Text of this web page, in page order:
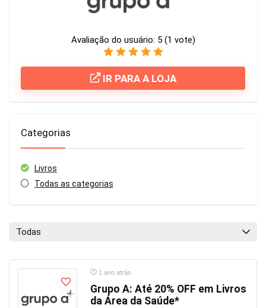
Avaliação do usuário: 5 (1 vote)
IR PARA A LOJA
Categorias
Livros
Todas as categorias
Todas
1 ano atrás
Grupo A: Até 20% OFF em Livros
da Área da Saúde*